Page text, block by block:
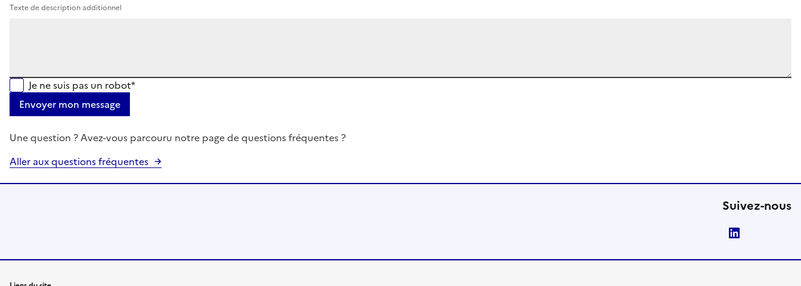
Texte de description additionnel
Je ne suis pas un robot*
Envoyer mon message
Une question ? Avez-vous parcouru notre page de questions fréquentes ?
Aller aux questions fréquentes
Suivez-nous